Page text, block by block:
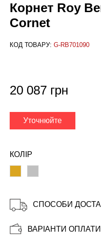
Корнет Roy
Cornet
КОД ТОВАРУ: G-RB701090
✕
Копіювати
20 087 грн
Уточнюйте
КОЛІР
СПОСОБИ
ВАРІАНТИ ОПЛАТИ